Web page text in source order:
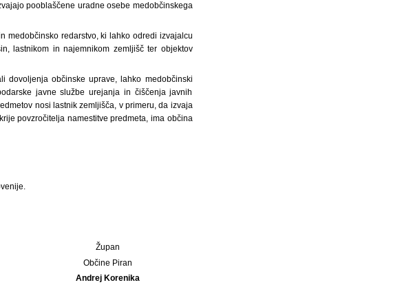
pooblaščene uradne osebe medobčinskega
medobčinsko redarstvo, ki lahko odredi izvajalcu
lastnikom in najemnikom zemljišč ter objektov
dovoljenja občinske uprave, lahko medobčinski
javne službe urejanja in čiščenja javnih
nosi lastnik zemljišča, v primeru, da izvaja
povzročitelja namestitve predmeta, ima občina
Župan
Občine Piran
Andrej Korenika